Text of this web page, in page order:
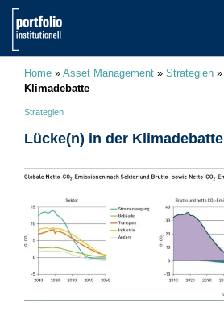
Home » Asset Management » Strategien »
Klimadebatte
Strategien
Lücke(n) in der Klimadebatte